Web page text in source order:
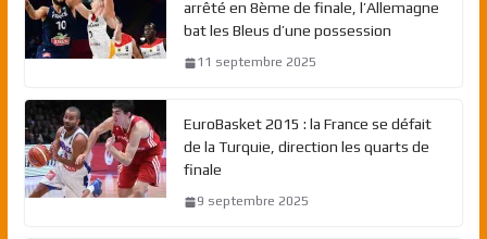
arrêté en 8ème de finale, l’Allemagne
bat les Bleus d’une possession
11 septembre 2025
EuroBasket 2015 : la France se défait
de la Turquie, direction les quarts de
finale
9 septembre 2025